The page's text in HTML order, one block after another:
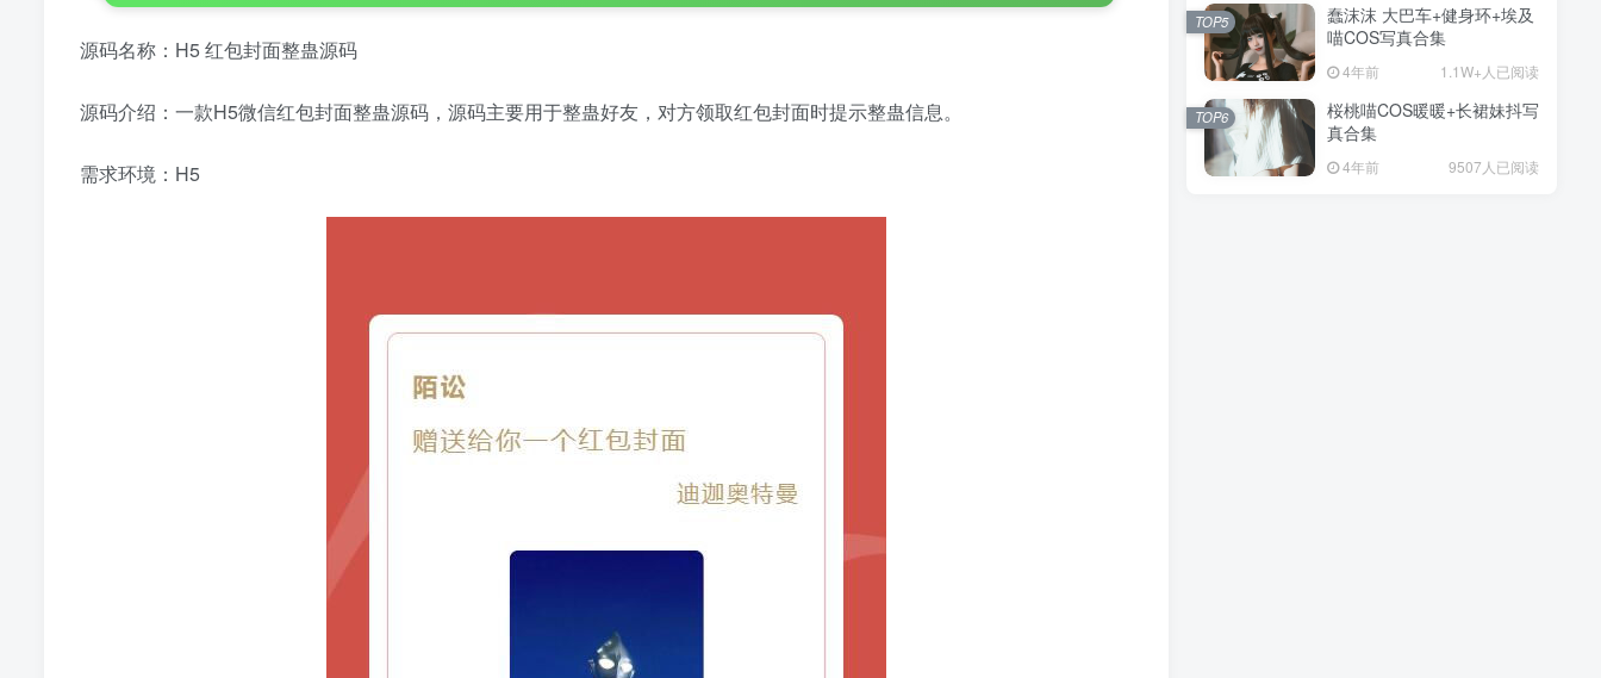
源码名称：H5 红包封面整蛊源码
源码介绍：一款H5微信红包封面整蛊源码，源码主要用于整蛊好友，对方领取红包封面时提示整蛊信息。
需求环境：H5
蠢沫沫 大巴车+健身环+埃及
喵COS写真合集
4年前 1.1W+人已阅读
TOP5
桜桃喵COS暖暖+长裙妹抖写
真合集
4年前 9507人已阅读
TOP6